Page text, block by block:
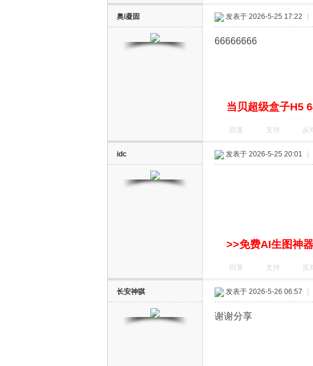
奥i凝固 发表于 2026-5-25 17:22
66666666
当贝超级盒子H5
回复 支持 反
idc 发表于 2026-5-25 20:01
>>免费AI生图神
回复 支持 反
长安神骐 发表于 2026-5-26 06:57
谢谢分享